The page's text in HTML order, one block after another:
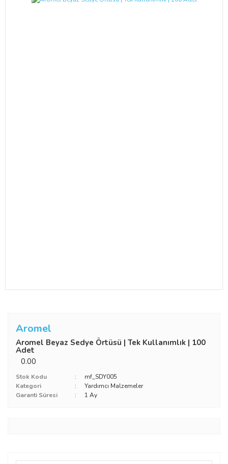
Aromel
Aromel Beyaz Sedye Örtüsü | Tek Kullanımlık | 100
Adet
0.00
Stok Kodu
mf_SDY005
Kategori
Yardımcı Malzemeler
Garanti Süresi
1 Ay